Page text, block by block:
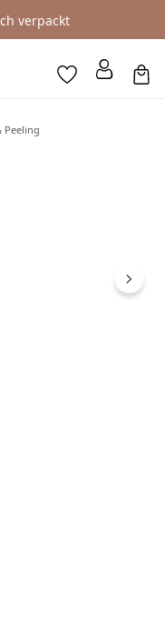
verpackt
Peeling